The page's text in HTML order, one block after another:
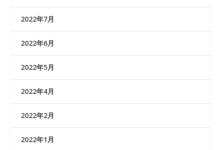
2022年7月
2022年6月
2022年5月
2022年4月
2022年2月
2022年1月